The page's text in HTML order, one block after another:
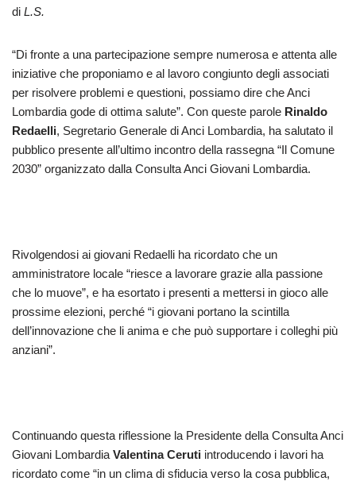
di L.S.
“Di fronte a una partecipazione sempre numerosa e attenta alle
iniziative che proponiamo e al lavoro congiunto degli associati
per risolvere problemi e questioni, possiamo dire che Anci
Lombardia gode di ottima salute”. Con queste parole Rinaldo
Redaelli, Segretario Generale di Anci Lombardia, ha salutato il
pubblico presente all’ultimo incontro della rassegna “Il Comune
2030” organizzato dalla Consulta Anci Giovani Lombardia.
Rivolgendosi ai giovani Redaelli ha ricordato che un
amministratore locale “riesce a lavorare grazie alla passione
che lo muove”, e ha esortato i presenti a mettersi in gioco alle
prossime elezioni, perché “i giovani portano la scintilla
dell’innovazione che li anima e che può supportare i colleghi più
anziani”.
Continuando questa riflessione la Presidente della Consulta Anci
Giovani Lombardia Valentina Ceruti introducendo i lavori ha
ricordato come “in un clima di sfiducia verso la cosa pubblica,